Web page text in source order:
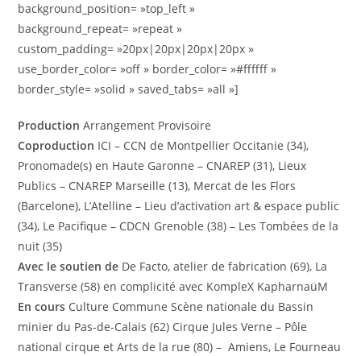
background_position= »top_left »
background_repeat= »repeat »
custom_padding= »20px|20px|20px|20px »
use_border_color= »off » border_color= »#ffffff »
border_style= »solid » saved_tabs= »all »]
ProductionArrangement Provisoire
Coproduction ICI – CCN de Montpellier Occitanie (34),
Pronomade(s) en Haute Garonne – CNAREP (31), Lieux
Publics – CNAREP Marseille (13), Mercat de les Flors
(Barcelone), L’Atelline – Lieu d’activation art & espace public
(34), Le Pacifique – CDCN Grenoble (38) – Les Tombées de la
nuit (35)
Avec le soutien de De Facto, atelier de fabrication (69), La
Transverse (58) en complicité avec KompleX KapharnaüM
En cours Culture Commune Scène nationale du Bassin
minier du Pas-de-Calais (62) Cirque Jules Verne – Pôle
national cirque et Arts de la rue (80) – Amiens, Le Fourneau